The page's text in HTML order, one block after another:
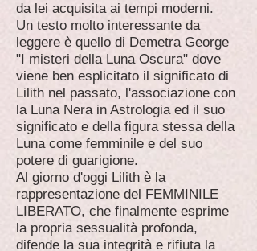
da lei acquisita ai tempi moderni.
Un testo molto interessante da
leggere è quello di Demetra George
"I misteri della Luna Oscura" dove
viene ben esplicitato il significato di
Lilith nel passato, l'associazione con
la Luna Nera in Astrologia ed il suo
significato e della figura stessa della
Luna come femminile e del suo
potere di guarigione.
Al giorno d'oggi Lilith è la
rappresentazione del FEMMINILE
LIBERATO, che finalmente esprime
la propria sessualità profonda,
difende la sua integrità e rifiuta la